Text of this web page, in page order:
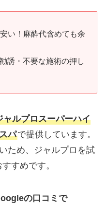
い！麻酔代含めても余
誘・不要な施術の押し
ャルプロスーパーハイ
パで提供しています。
ため、ジャルプロを試
すめです。
の口コミで